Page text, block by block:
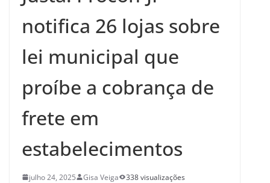
notifica 26 lojas sobre
lei municipal que
proíbe a cobrança de
frete em
estabelecimentos
julho 24, 2025 Gisa Veiga
338 visualizações